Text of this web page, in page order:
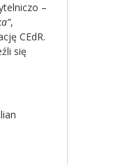
–
,
CEdR.
się